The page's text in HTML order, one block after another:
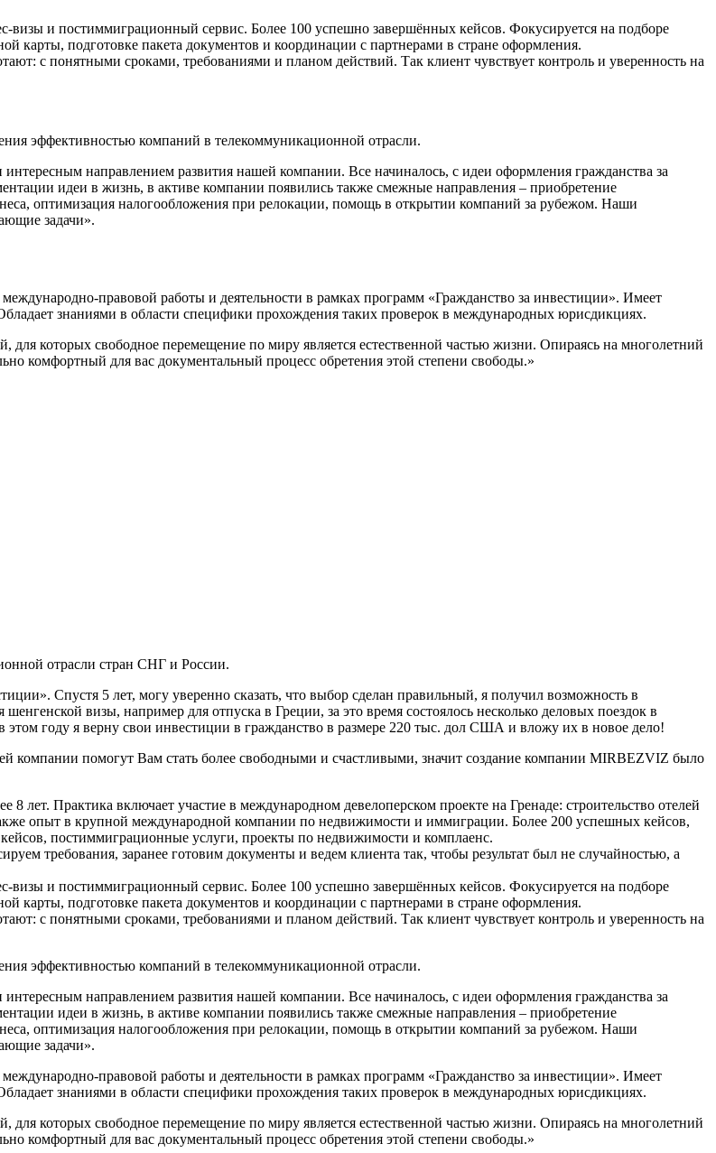
и постиммиграционный сервис. Более 100 успешно завершённых кейсов. Фокусируется на подборе
подготовке пакета документов и координации с партнерами в стране оформления.
с понятными сроками, требованиями и планом действий. Так клиент чувствует контроль и уверенность на
эффективностью компаний в телекоммуникационной отрасли.
направлением развития нашей компании. Все начиналось, с идеи оформления гражданства за
идеи в жизнь, в активе компании появились также смежные направления – приобретение
оптимизация налогообложения при релокации, помощь в открытии компаний за рубежом. Наши
задачи».
правовой работы и деятельности в рамках программ «Гражданство за инвестиции». Имеет
знаниями в области специфики прохождения таких проверок в международных юрисдикциях.
которых свободное перемещение по миру является естественной частью жизни. Опираясь на многолетний
комфортный для вас документальный процесс обретения этой степени свободы.»
отрасли стран СНГ и России.
Спустя 5 лет, могу уверенно сказать, что выбор сделан правильный, я получил возможность в
визы, например для отпуска в Греции, за это время состоялось несколько деловых поездок в
году я верну свои инвестиции в гражданство в размере 220 тыс. дол США и вложу их в новое дело!
компании помогут Вам стать более свободными и счастливыми, значит создание компании MIRBEZVIZ было
лет. Практика включает участие в международном девелоперском проекте на Гренаде: строительство отелей
опыт в крупной международной компании по недвижимости и иммиграции. Более 200 успешных кейсов,
постиммиграционные услуги, проекты по недвижимости и комплаенс.
требования, заранее готовим документы и ведем клиента так, чтобы результат был не случайностью, а
и постиммиграционный сервис. Более 100 успешно завершённых кейсов. Фокусируется на подборе
подготовке пакета документов и координации с партнерами в стране оформления.
с понятными сроками, требованиями и планом действий. Так клиент чувствует контроль и уверенность на
эффективностью компаний в телекоммуникационной отрасли.
направлением развития нашей компании. Все начиналось, с идеи оформления гражданства за
идеи в жизнь, в активе компании появились также смежные направления – приобретение
оптимизация налогообложения при релокации, помощь в открытии компаний за рубежом. Наши
задачи».
правовой работы и деятельности в рамках программ «Гражданство за инвестиции». Имеет
знаниями в области специфики прохождения таких проверок в международных юрисдикциях.
которых свободное перемещение по миру является естественной частью жизни. Опираясь на многолетний
комфортный для вас документальный процесс обретения этой степени свободы.»